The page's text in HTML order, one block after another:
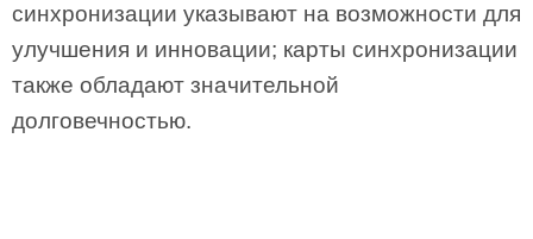
синхронизации указывают на возможности для
улучшения и инновации; карты синхронизации
также обладают значительной
долговечностью.